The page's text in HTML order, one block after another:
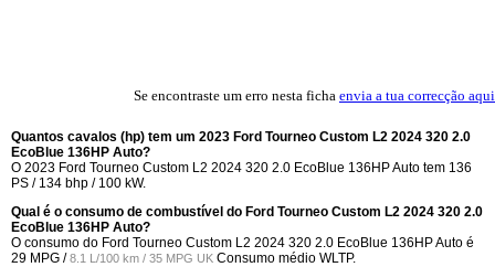
Se encontraste um erro nesta ficha envia a tua correcção aqui
Quantos cavalos (hp) tem um 2023 Ford Tourneo Custom L2 2024 320 2.0
EcoBlue 136HP Auto?
O 2023 Ford Tourneo Custom L2 2024 320 2.0 EcoBlue 136HP Auto tem 136
PS / 134 bhp / 100 kW.
Qual é o consumo de combustível do Ford Tourneo Custom L2 2024 320 2.0
EcoBlue 136HP Auto?
O consumo do Ford Tourneo Custom L2 2024 320 2.0 EcoBlue 136HP Auto é
29 MPG /8.1 L/100 km / 35 MPG UK Consumo médio WLTP.